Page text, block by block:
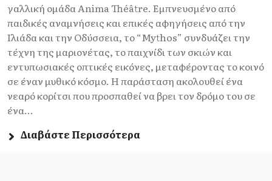
γαλλική ομάδα Anima Théâtre. Εμπνευσμένο από
παιδικές αναμνήσεις και επικές αφηγήσεις από την
Ιλιάδα και την Οδύσσεια, το “Mythos” συνδυάζει την
τέχνη της μαριονέτας, το παιχνίδι των σκιών και
εντυπωσιακές οπτικές εικόνες, μεταφέροντας το κοινό
σε έναν μυθικό κόσμο. Η παράσταση ακολουθεί ένα
νεαρό κορίτσι που προσπαθεί να βρει τον δρόμο του σε
ένα...
Διαβάστε Περισσότερα